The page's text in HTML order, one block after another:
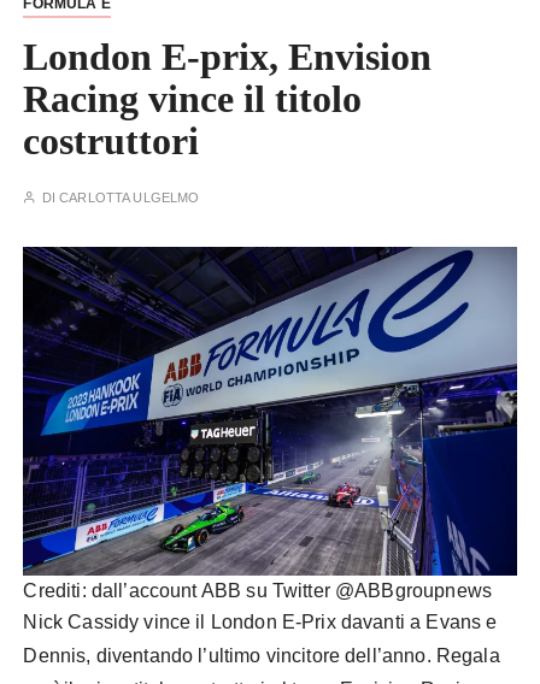
FORMULA E
London E-prix, Envision
Racing vince il titolo
costruttori
DICARLOTTA ULGELMO
Crediti: dall’account ABB su Twitter @ABBgroupnews
Nick Cassidy vince il London E-Prix davanti a Evans e
Dennis, diventando l’ultimo vincitore dell’anno. Regala